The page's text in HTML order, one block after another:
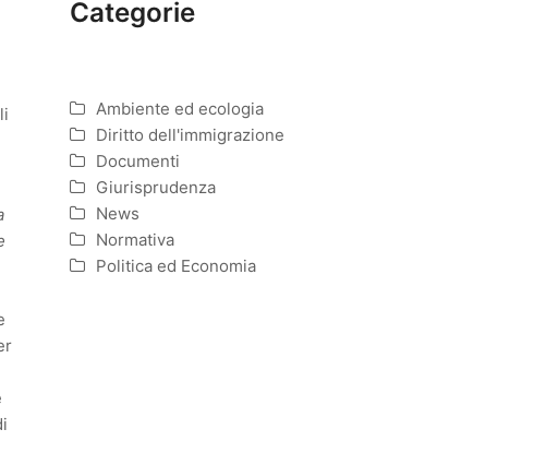
Categorie
Ambiente ed ecologia
Diritto dell'immigrazione
Documenti
Giurisprudenza
News
Normativa
Politica ed Economia